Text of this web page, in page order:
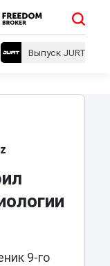
Выпуск JURT
9-го